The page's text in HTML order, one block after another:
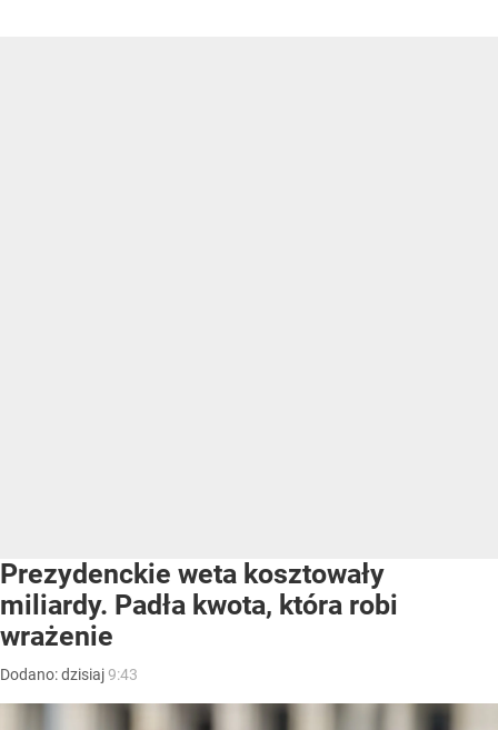
Prezydenckie weta kosztowały
miliardy. Padła kwota, która robi
wrażenie
Dodano:dzisiaj9:43